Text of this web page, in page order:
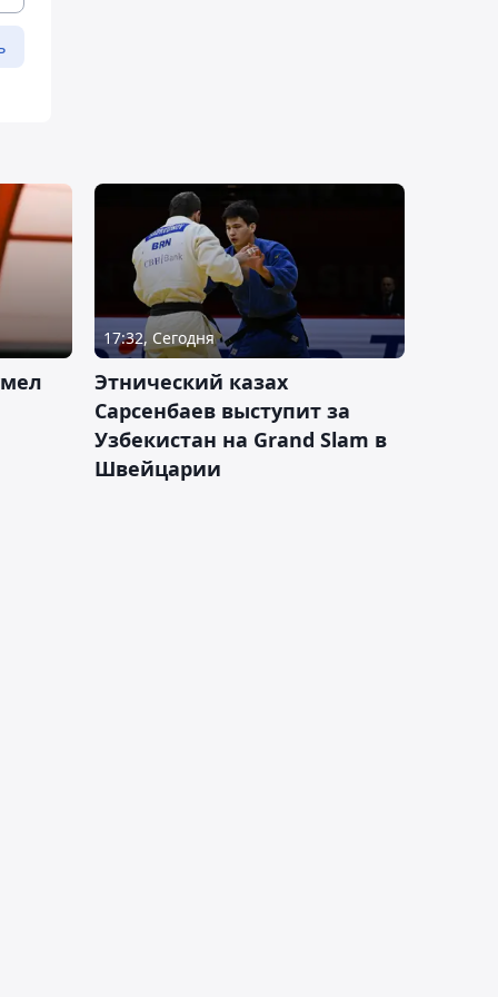
17:32, Сегодня
Этнический казах
Сарсенбаев выступит за
Узбекистан на Grand Slam в
Швейцарии